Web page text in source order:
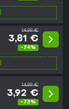
14,99 €
3,81 €
-74%
14,99 €
3,92 €
-73%